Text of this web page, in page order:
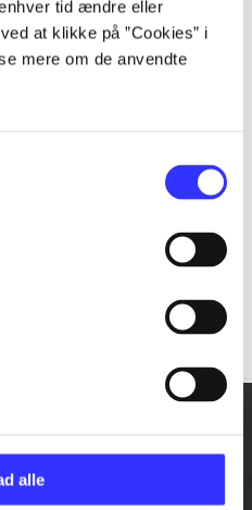
tid ændre eller
at klikke på ”Cookies” i
mere om de anvendte
alle